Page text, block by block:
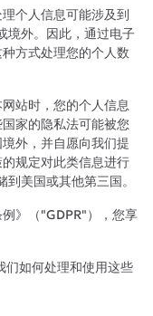
个人信息可能涉及到
境外。因此，通过电子
方式处理您的个人数
站时，您的个人信息
家的隐私法可能被您
外，并自愿向我们提
规定对此类信息进行
美国或其他第三国。
》（"GDPR"），您享
们如何处理和使用这些